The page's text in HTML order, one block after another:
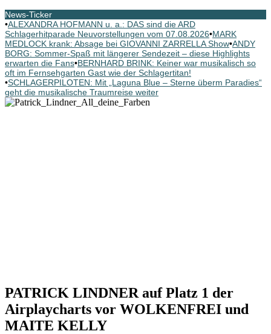
News-Ticker
•ALEXANDRA HOFMANN u. a.: DAS sind die ARD
Schlagerhitparade Neuvorstellungen vom 07.08.2026•MARK
MEDLOCK krank: Absage bei GIOVANNI ZARRELLA Show•ANDY
BORG: Sommer-Spaß mit längerer Sendezeit – diese Highlights
erwarten die Fans•BERNHARD BRINK: Keiner war musikalisch so
oft im Fernsehgarten Gast wie der Schlagertitan!
•SCHLAGERPILOTEN: Mit „Laguna Blue – Sterne überm Paradies“
geht die musikalische Traumreise weiter
PATRICK LINDNER auf Platz 1 der
Airplaycharts vor WOLKENFREI und
MAITE KELLY